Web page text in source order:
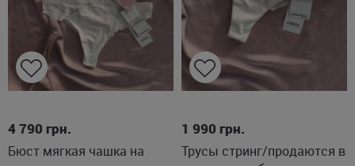
85F 90D
4 790 грн.
Бюст мягкая чашка на
1 990 грн.
Трусы стринг/продаются в